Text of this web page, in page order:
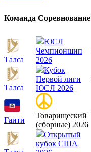
Команда Соревнование
Талса
ЮСЛ
Чемпионшип
2026
Талса
Кубок
Первой лиги
ЮСЛ 2026
Гаити
Товарищеский
(сборные) 2026
Открытый
кубок США